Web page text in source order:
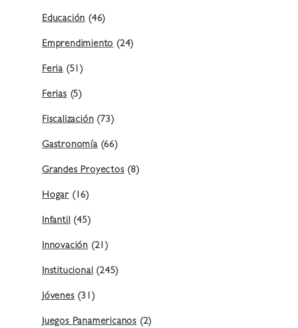
Educación(46)
Emprendimiento(24)
Feria (51)
Ferias(5)
Fiscalización(73)
Gastronomía(66)
Grandes Proyectos(8)
Hogar (16)
Infantil(45)
Innovación (21)
Institucional(245)
Jóvenes(31)
Juegos Panamericanos (2)